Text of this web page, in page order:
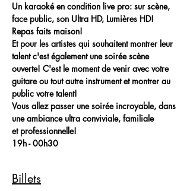
Un karaoké en condition live pro: sur scène,
face public, son Ultra HD, Lumières HD!
Repas faits maison!
Et pour les artistes qui souhaitent montrer leur
talent c'est également une soirée scène
ouverte! C'est le moment de venir avec votre
guitare ou tout autre instrument et montrer au
public votre talent!
Vous allez passer une soirée incroyable, dans
une ambiance ultra conviviale, familiale
et professionnelle!
19h - 00h30
Billets